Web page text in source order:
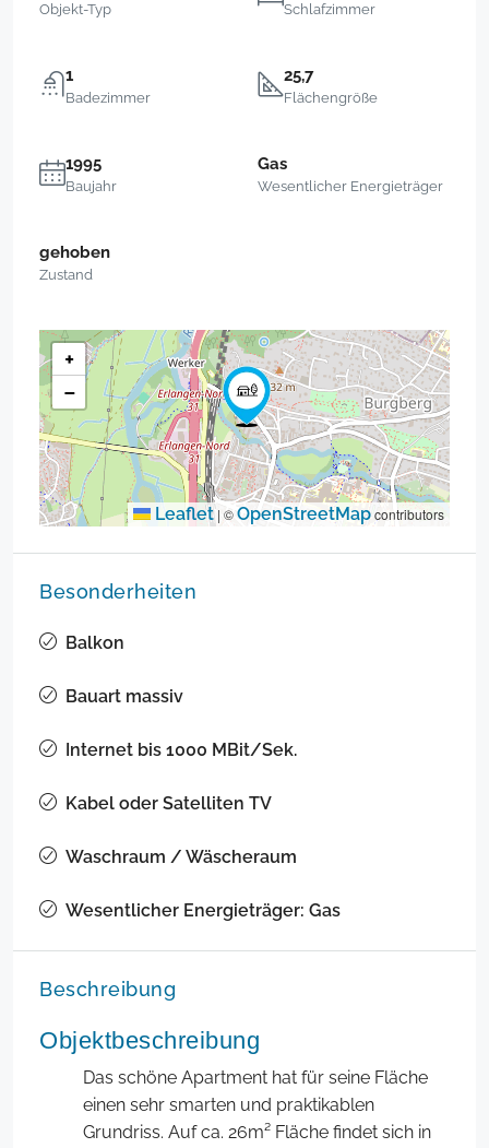
Objekt-Typ Schlafzimmer
1
Badezimmer
25,7
Flächengröße
1995
Baujahr
Gas
Wesentlicher Energieträger
gehoben
Zustand
+
−
Leaflet | ©OpenStreetMapcontributors
Besonderheiten
Balkon
Bauart massiv
Internet bis 1000 MBit/Sek.
Kabel oder Satelliten TV
Waschraum / Wäscheraum
Wesentlicher Energieträger: Gas
Beschreibung
Objektbeschreibung
Das schöne Apartment hat für seine Fläche
einen sehr smarten und praktikablen
Grundriss. Auf ca. 26m² Fläche findet sich in